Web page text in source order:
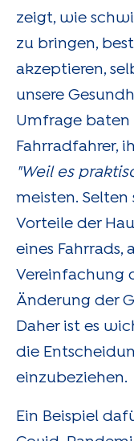
zeigt, wie
zu bringen,
akzeptieren,
unsere
Umfrage baten
Fahrradfahrer,
"Weil es
meisten.
Vorteile der
eines Fahrrads,
Vereinfachung
Änderung der
Daher ist es
die
einzubeziehen.
Ein Beispiel